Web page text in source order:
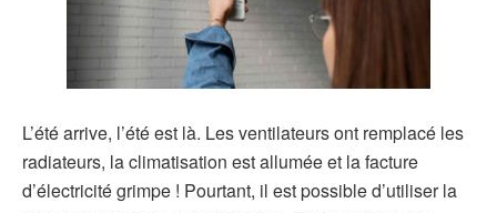
L’été arrive, l’été est là. Les ventilateurs ont remplacé les
radiateurs, la climatisation est allumée et la facture
d’électricité grimpe ! Pourtant, il est possible d’utiliser la